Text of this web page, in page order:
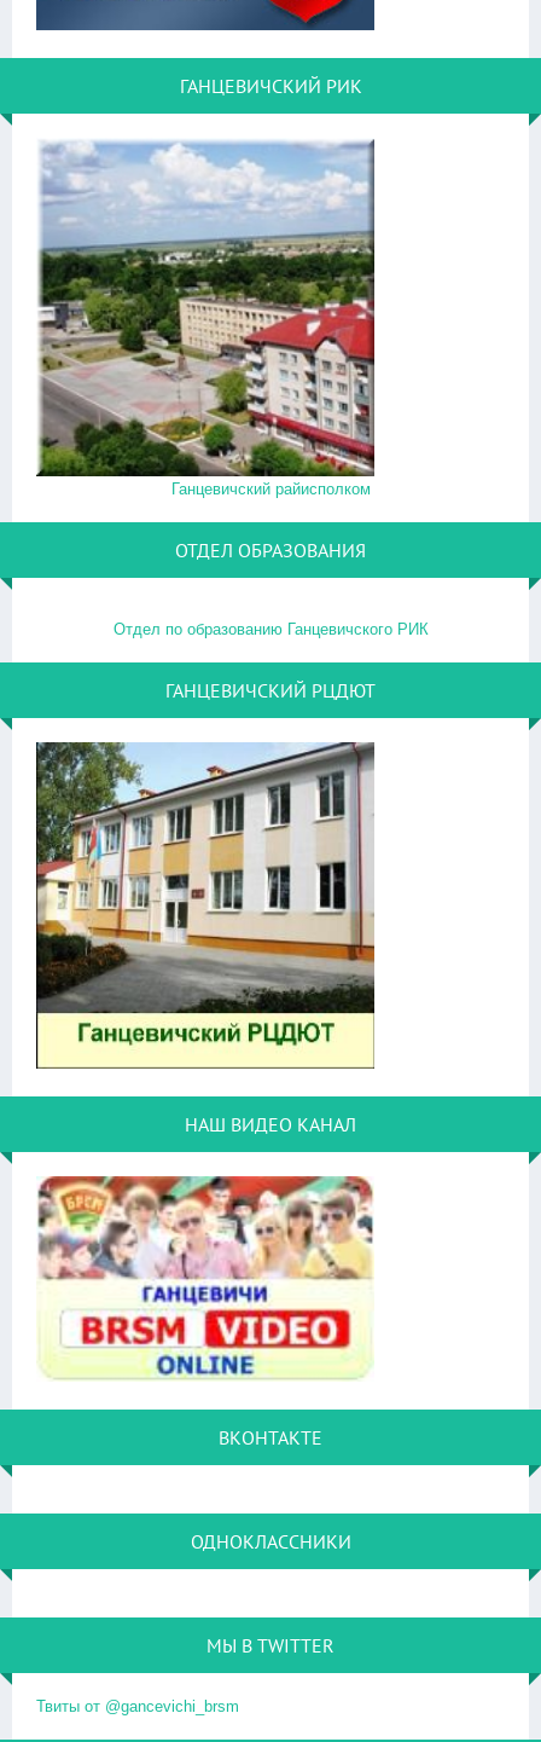
ГАНЦЕВИЧСКИЙ РИК
Ганцевичский райисполком
ОТДЕЛ ОБРАЗОВАНИЯ
Отдел по образованию Ганцевичского РИК
ГАНЦЕВИЧСКИЙ РЦДЮТ
НАШ ВИДЕО КАНАЛ
ВКОНТАКТЕ
ОДНОКЛАССНИКИ
МЫ В TWITTER
Твиты от @gancevichi_brsm